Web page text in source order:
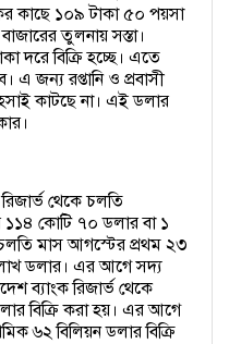
কাছে ১০৯ টাকা ৫০ পয়সা
তুলনায় সস্তা।
দরে বিক্রি হচ্ছে। এতে
এ জন্য রপ্তানি ও প্রবাসী
কাটছে না। এই ডলার
থেকে চলতি
১১৪ কোটি ৭০ ডলার বা ১
মাস আগস্টের প্রথম ২৩
লাখ ডলার। এর আগে সদ্য
ব্যাংক রিজার্ভ থেকে
বিক্রি করা হয়। এর আগে
৬২ বিলিয়ন ডলার বিক্রি